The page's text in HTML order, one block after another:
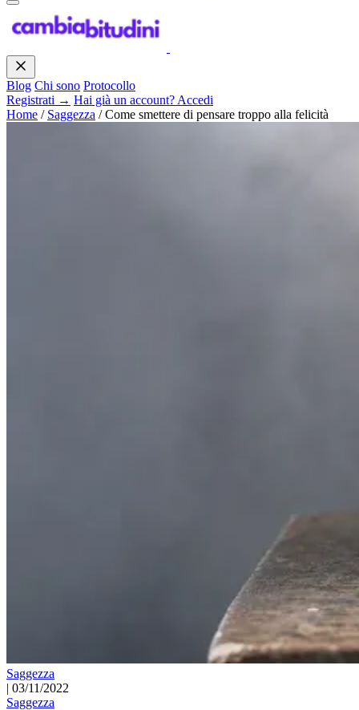
Blog Chi sono Protocollo
Registrati → Hai già un account? Accedi
Home / Saggezza / Come smettere di pensare troppo alla felicità
Saggezza
| 03/11/2022
Saggezza